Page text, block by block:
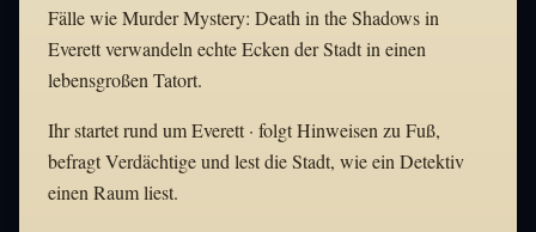
Fälle wie Murder Mystery: Death in the Shadows in
Everett verwandeln echte Ecken der Stadt in einen
lebensgroßen Tatort.
Ihr startet rund um Everett · folgt Hinweisen zu Fuß,
befragt Verdächtige und lest die Stadt, wie ein Detektiv
einen Raum liest.